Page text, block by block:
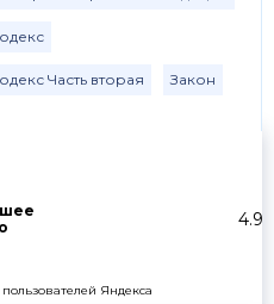
4.9
Яндекса
Часть вторая Закон